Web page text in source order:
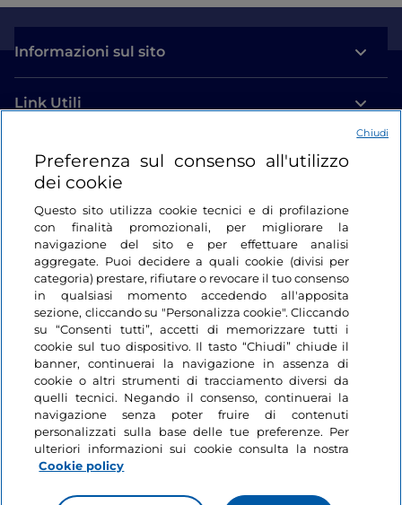
Informazioni sul sito
Link Utili
Login
Restiamo in contatto
Preferenza sul consenso all'utilizzo
dei cookie
Questo sito utilizza cookie tecnici e di profilazione
con finalità promozionali, per migliorare la
navigazione del sito e per effettuare analisi
aggregate. Puoi decidere a quali cookie (divisi per
categoria) prestare, rifiutare o revocare il tuo consenso
in qualsiasi momento accedendo all'apposita
sezione, cliccando su "Personalizza cookie". Cliccando
su “Consenti tutti”, accetti di memorizzare tutti i
cookie sul tuo dispositivo. Il tasto “Chiudi” chiude il
banner, continuerai la navigazione in assenza di
cookie o altri strumenti di tracciamento diversi da
quelli tecnici. Negando il consenso, continuerai la
navigazione senza poter fruire di contenuti
personalizzati sulla base delle tue preferenze. Per
ulteriori informazioni sui cookie consulta la nostra
Cookie policy
Chiudi